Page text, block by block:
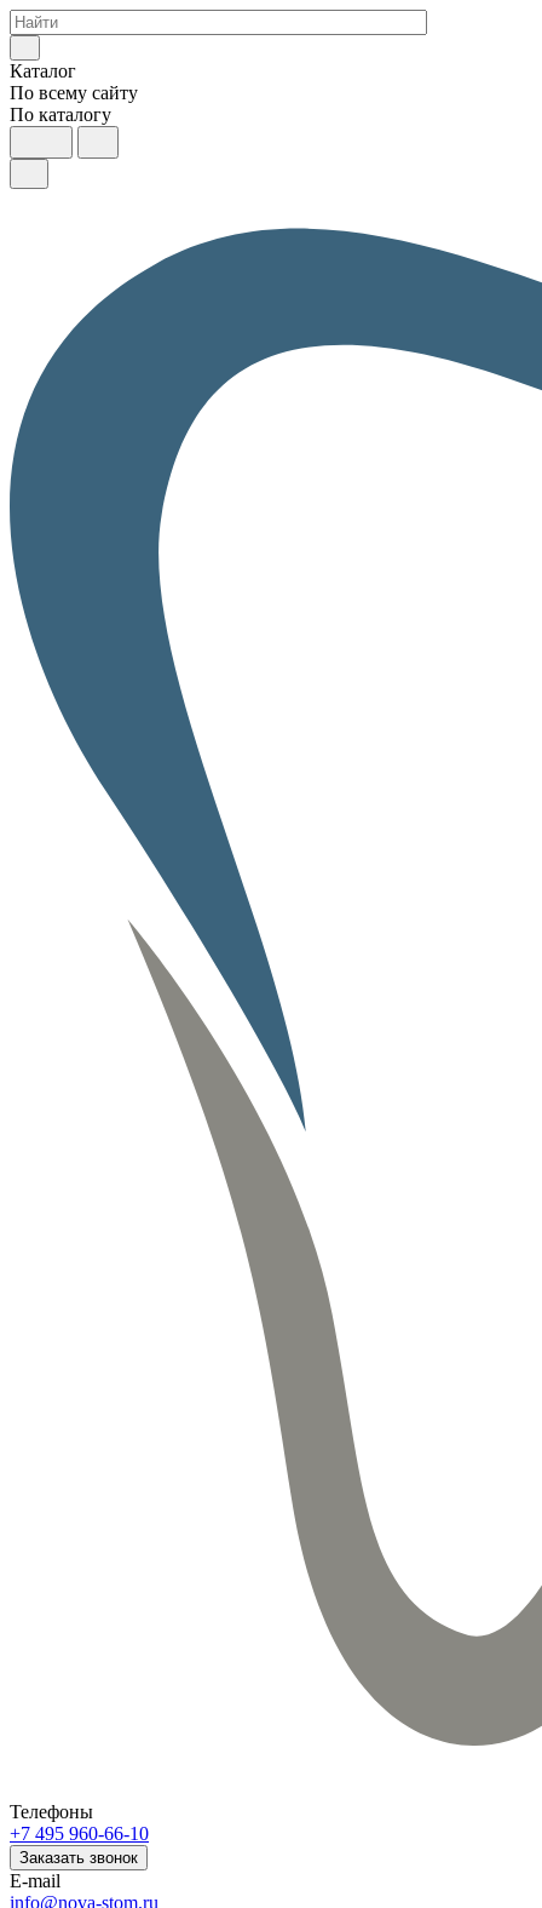
Каталог
По всему сайту
По каталогу
Телефоны
+7 495 960-66-10
Заказать звонок
E-mail
info@nova-stom.ru